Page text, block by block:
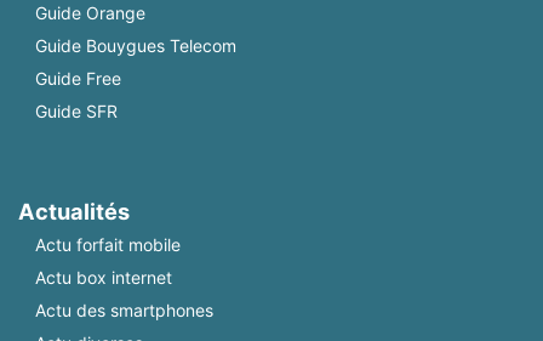
Guide Orange
Guide Bouygues Telecom
Guide Free
Guide SFR
Actualités
Actu forfait mobile
Actu box internet
Actu des smartphones